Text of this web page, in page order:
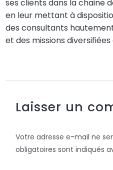
ses clients dans la chaine
en leur mettant à
des consultants
et des missions
Laisser un
Votre adresse e-mail ne
obligatoires sont indiqués